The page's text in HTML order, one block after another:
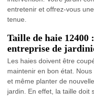
entretenir et offrez-vous
tenue.
Taille de haie 12400
entreprise de
Les haies doivent être
maintenir en bon état.
et même planter de
jardin. En effet, la taille doit